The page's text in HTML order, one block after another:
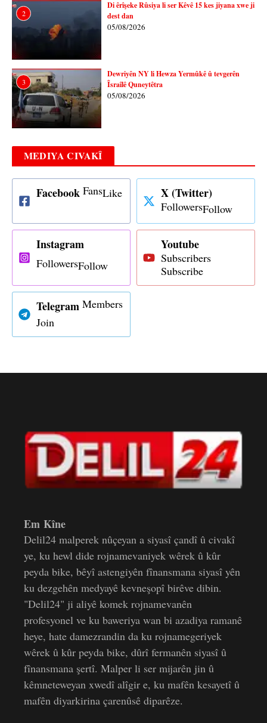
2
Di êrîşeke Rûsiya li ser Kêvê 15 kes jiyana xwe ji
dest dan
05/08/2026
3
Dewriyên NY li Hewza Yermûkê û tevgerên
Îsraîlê Quneytêtra
05/08/2026
MEDIYA CIVAKÎ
Facebook FansLike X (Twitter)
FollowersFollow
Instagram
FollowersFollow
Youtube
Subscribers
Subscribe
Telegram Members
Join
Em Kîne
Delil24 malperek nûçeyan a siyasî çandî û civakî
ye, ku hewl dide rojnamevaniyek wêrek û kûr
peyda bike, bêyî astengiyên fînansmana siyasî yên
ku dezgehên medyayê kevneşopî birêve dibin.
"Delil24" ji aliyê komek rojnamevanên
profesyonel ve ku baweriya wan bi azadiya ramanê
heye, hate damezrandin da ku rojnamegeriyek
wêrek û kûr peyda bike, dûrî fermanên siyasî û
fînansmana şertî. Malper li ser mijarên jin û
kêmneteweyan xwedî alîgir e, ku mafên kesayetî û
mafên diyarkirina çarenûsê diparêze.